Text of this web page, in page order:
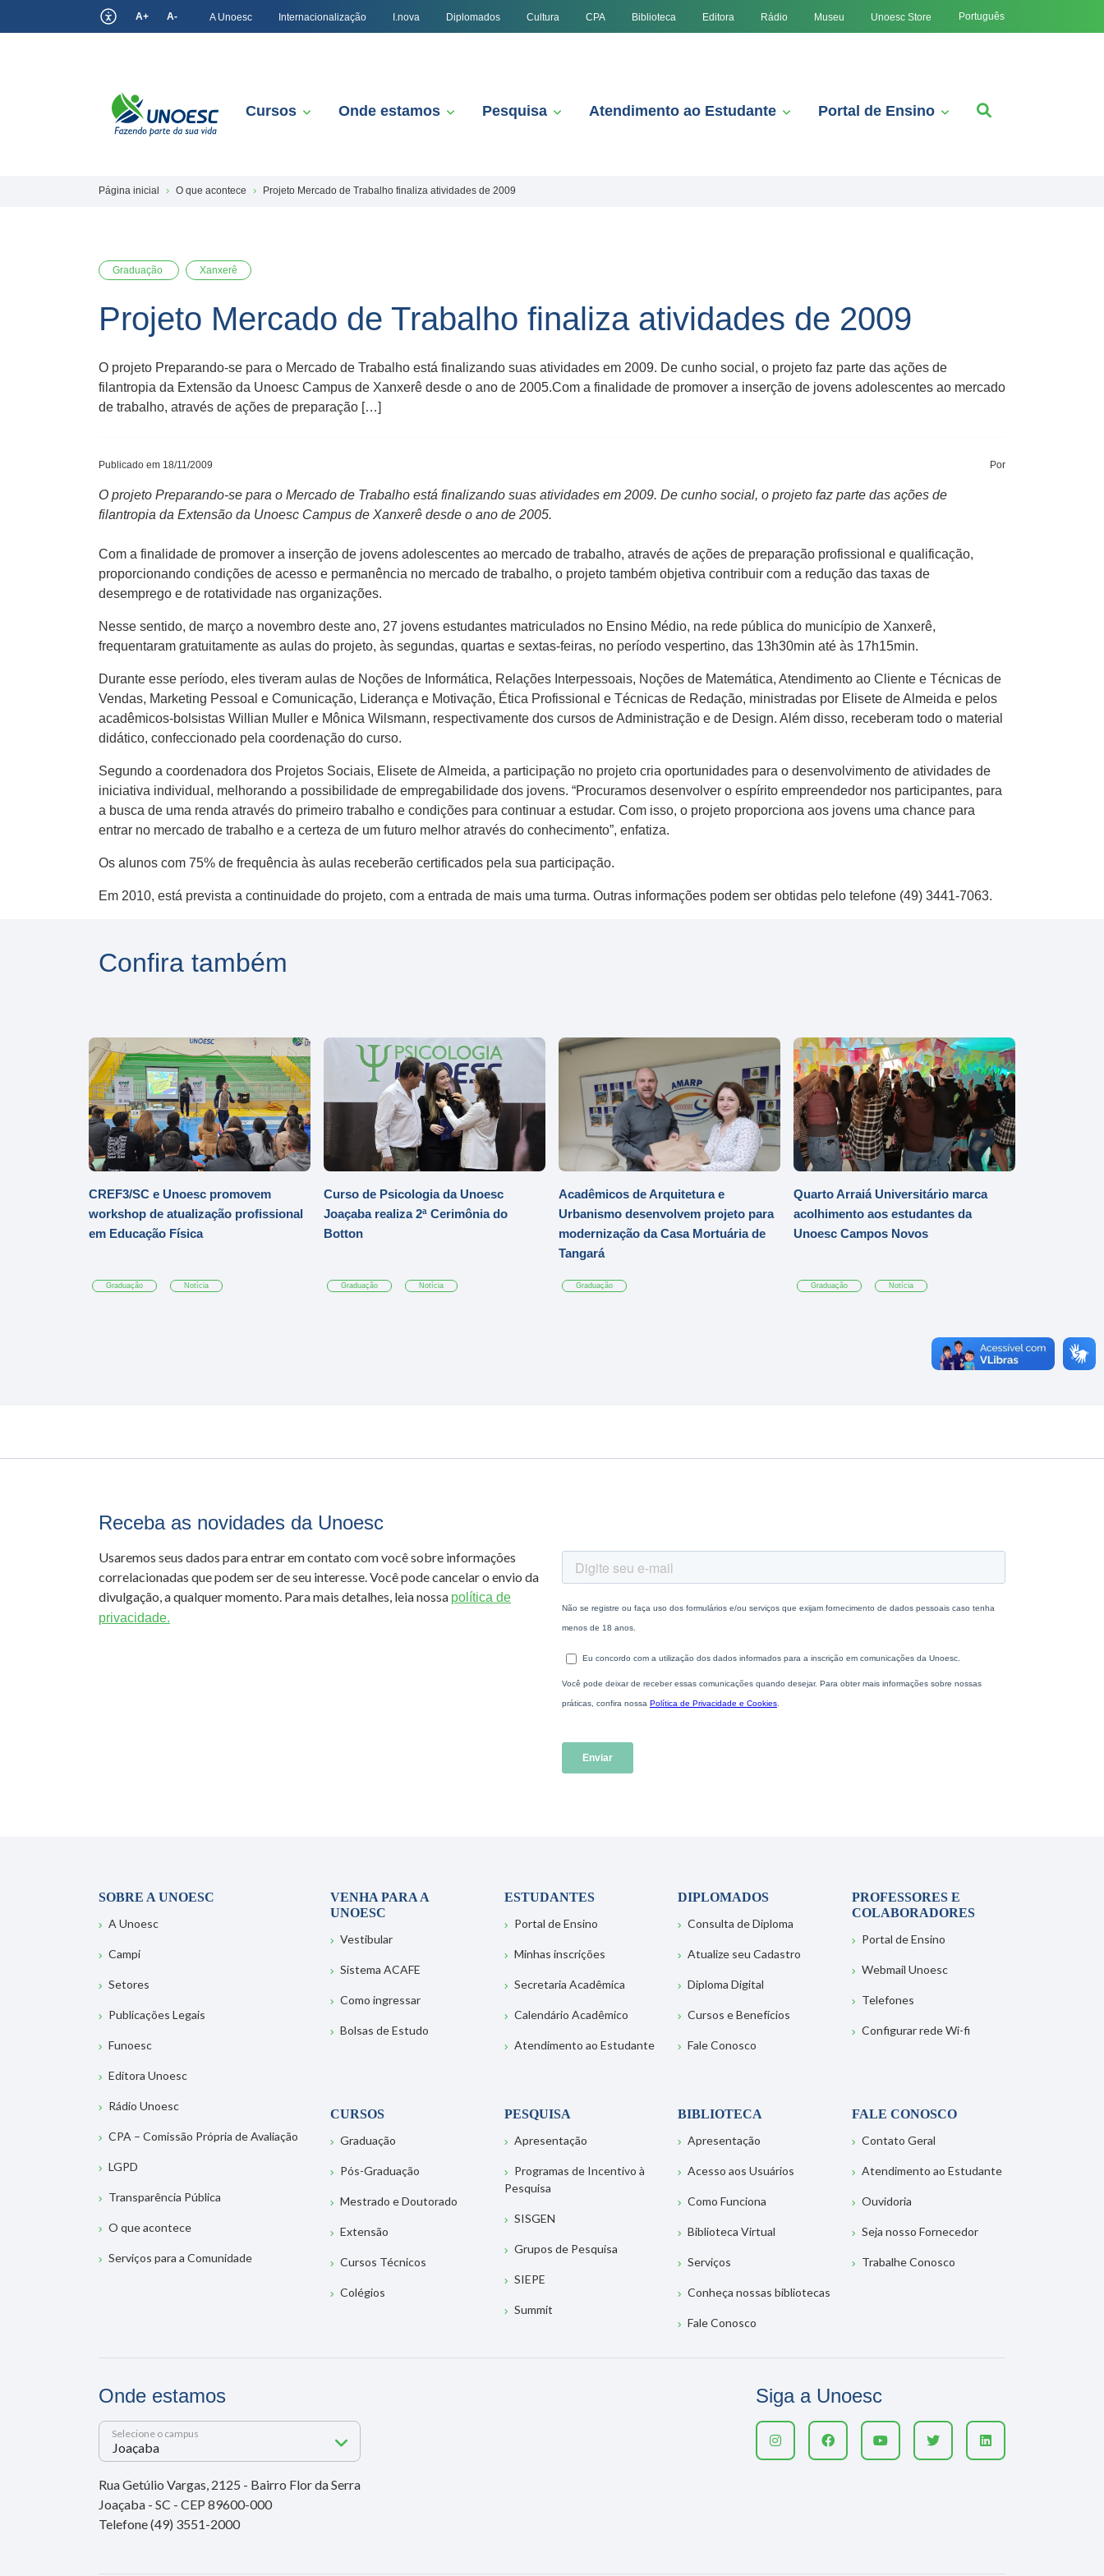
A+ A- A Unoesc Internacionalização I.nova Diplomados Cultura CPA Biblioteca Editora Rádio Museu Unoesc Store Português
Cursos Onde estamos Pesquisa Atendimento ao Estudante Portal de Ensino
Página inicial O que acontece Projeto Mercado de Trabalho finaliza atividades de 2009
Graduação Xanxerê
Projeto Mercado de Trabalho finaliza atividades de 2009
O projeto Preparando-se para o Mercado de Trabalho está finalizando suas atividades em 2009. De cunho social, o projeto faz parte das ações de
filantropia da Extensão da Unoesc Campus de Xanxerê desde o ano de 2005.Com a finalidade de promover a inserção de jovens adolescentes ao mercado
de trabalho, através de ações de preparação […]
Publicado em 18/11/2009 Por
O projeto Preparando-se para o Mercado de Trabalho está finalizando suas atividades em 2009. De cunho social, o projeto faz parte das ações de
filantropia da Extensão da Unoesc Campus de Xanxerê desde o ano de 2005.
Com a finalidade de promover a inserção de jovens adolescentes ao mercado de trabalho, através de ações de preparação profissional e qualificação,
proporcionando condições de acesso e permanência no mercado de trabalho, o projeto também objetiva contribuir com a redução das taxas de
desemprego e de rotatividade nas organizações.
Nesse sentido, de março a novembro deste ano, 27 jovens estudantes matriculados no Ensino Médio, na rede pública do município de Xanxerê,
frequentaram gratuitamente as aulas do projeto, às segundas, quartas e sextas-feiras, no período vespertino, das 13h30min até às 17h15min.
Durante esse período, eles tiveram aulas de Noções de Informática, Relações Interpessoais, Noções de Matemática, Atendimento ao Cliente e Técnicas de
Vendas, Marketing Pessoal e Comunicação, Liderança e Motivação, Ética Profissional e Técnicas de Redação, ministradas por Elisete de Almeida e pelos
acadêmicos-bolsistas Willian Muller e Mônica Wilsmann, respectivamente dos cursos de Administração e de Design. Além disso, receberam todo o material
didático, confeccionado pela coordenação do curso.
Segundo a coordenadora dos Projetos Sociais, Elisete de Almeida, a participação no projeto cria oportunidades para o desenvolvimento de atividades de
iniciativa individual, melhorando a possibilidade de empregabilidade dos jovens. “Procuramos desenvolver o espírito empreendedor nos participantes, para
a busca de uma renda através do primeiro trabalho e condições para continuar a estudar. Com isso, o projeto proporciona aos jovens uma chance para
entrar no mercado de trabalho e a certeza de um futuro melhor através do conhecimento”, enfatiza.
Os alunos com 75% de frequência às aulas receberão certificados pela sua participação.
Em 2010, está prevista a continuidade do projeto, com a entrada de mais uma turma. Outras informações podem ser obtidas pelo telefone (49) 3441-7063.
Confira também
CREF3/SC e Unoesc promovem
workshop de atualização profissional
em Educação Física
Graduação Notícia
Curso de Psicologia da Unoesc
Joaçaba realiza 2ª Cerimônia do
Botton
Graduação Notícia
Acadêmicos de Arquitetura e
Urbanismo desenvolvem projeto para
modernização da Casa Mortuária de
Tangará
Graduação
Quarto Arraiá Universitário marca
acolhimento aos estudantes da
Unoesc Campos Novos
Graduação Notícia
Receba as novidades da Unoesc
Usaremos seus dados para entrar em contato com você sobre informações
correlacionadas que podem ser de seu interesse. Você pode cancelar o envio da
divulgação, a qualquer momento. Para mais detalhes, leia nossa política de
privacidade.
SOBRE A UNOESC
A Unoesc
Campi
Setores
Publicações Legais
Funoesc
Editora Unoesc
Rádio Unoesc
CPA – Comissão Própria de Avaliação
LGPD
Transparência Pública
O que acontece
Serviços para a Comunidade
VENHA PARA A
UNOESC
Vestibular
Sistema ACAFE
Como ingressar
Bolsas de Estudo
ESTUDANTES
Portal de Ensino
Minhas inscrições
Secretaria Acadêmica
Calendário Acadêmico
Atendimento ao Estudante
DIPLOMADOS
Consulta de Diploma
Atualize seu Cadastro
Diploma Digital
Cursos e Benefícios
Fale Conosco
PROFESSORES E
COLABORADORES
Portal de Ensino
Webmail Unoesc
Telefones
Configurar rede Wi-fi
CURSOS
Graduação
Pós-Graduação
Mestrado e Doutorado
Extensão
Cursos Técnicos
Colégios
PESQUISA
Apresentação
Programas de Incentivo à
Pesquisa
SISGEN
Grupos de Pesquisa
SIEPE
Summit
BIBLIOTECA
Apresentação
Acesso aos Usuários
Como Funciona
Biblioteca Virtual
Serviços
Conheça nossas bibliotecas
Fale Conosco
FALE CONOSCO
Contato Geral
Atendimento ao Estudante
Ouvidoria
Seja nosso Fornecedor
Trabalhe Conosco
Onde estamos
Selecione o campus
Rua Getúlio Vargas, 2125 - Bairro Flor da Serra
Joaçaba - SC - CEP 89600-000
Telefone (49) 3551-2000
Siga a Unoesc